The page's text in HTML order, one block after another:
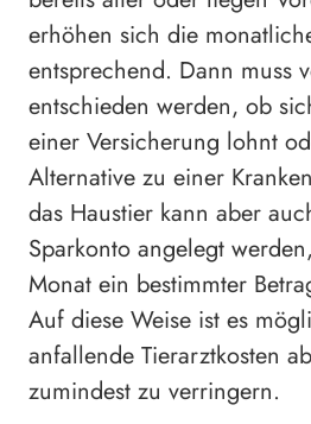
erhöhen sich die
entsprechend. Dann muss
entschieden werden, ob
einer Versicherung lohnt
Alternative zu einer
das Haustier kann aber
Sparkonto angelegt
Monat ein bestimmter
Auf diese Weise ist es
anfallende Tierarztkosten
zumindest zu verringern.